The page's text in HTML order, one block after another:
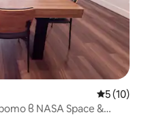
Средна
5 (10)
в NASA Space &